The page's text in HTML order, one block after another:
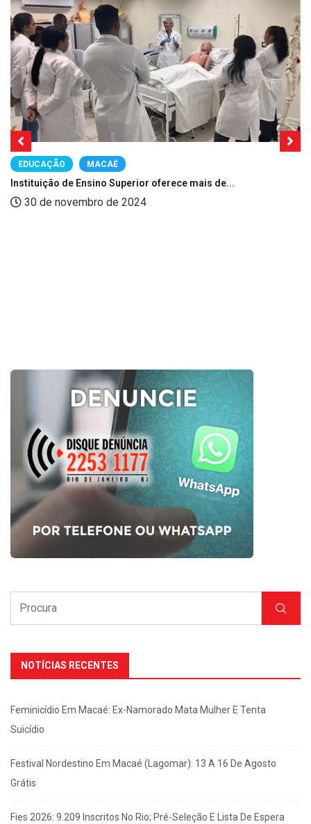
EDUCAÇÃO MACAÉ
Instituição de Ensino Superior oferece mais de...
30 de novembro de 2024
NOTÍCIAS RECENTES
Feminicídio Em Macaé: Ex-Namorado Mata Mulher E Tenta
Suicídio
Festival Nordestino Em Macaé (Lagomar): 13 A 16 De Agosto
Grátis
Fies 2026: 9.209 Inscritos No Rio; Pré-Seleção E Lista De Espera